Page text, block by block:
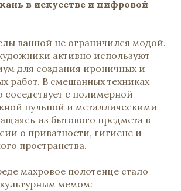
в искусстве и цифровой
ванной не ограничился модой.
активно используют
для создания ироничных и
работ. В смешанных техниках
соседствует с полимерной
пульпой и металлическими
из бытового предмета в
о приватности, гигиене и
пространства.
махровое полотенце стало
мемом: